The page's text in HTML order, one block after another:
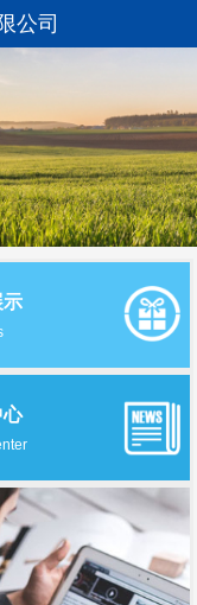
公司
示
心